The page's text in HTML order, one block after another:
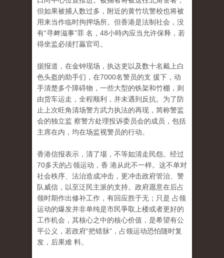
但如果被捕人数过多，附近的黄竹坑警校也将被
用来当作临时拘押场所。但香港是法制社会，没
有“寻衅滋事”罪 名，48小時內应当允许保释，若
得坐监必须打贏官司。
据报道，在金钟现场，执达吏以及数十名戴上白
色头盔的助手们，在7000名警员的支 援下，动
手清楚多个障碍物，一些大型的铁架和竹棚，则
由货车运走，全程顺利，并未遇到反抗。为了防
止上次旺角清场警方武力执法的再现，简称警监
会的独立监 察警方处理投诉委员会的成员，包括
主席在内，均在场监视警员的行动。
香港信报表示，清了場，不等如清走民怨。经过
70多天的占领运动，香 港从此不一样。这不单对
社会秩序、法治造成冲击，更冲击政府管治、警
队威信，以至泛民主派的支持。政府愿意在后占
领时期作出修补工作，有回应胜于无；只是 占领
运动的爆发并非单纯是市民爭取上楼或者更好的
工作机会，其核心之中的核心价值，是希望有公
平公义，若政府“把错脉”，占领运动恐怕随时复
发，后果难 料。